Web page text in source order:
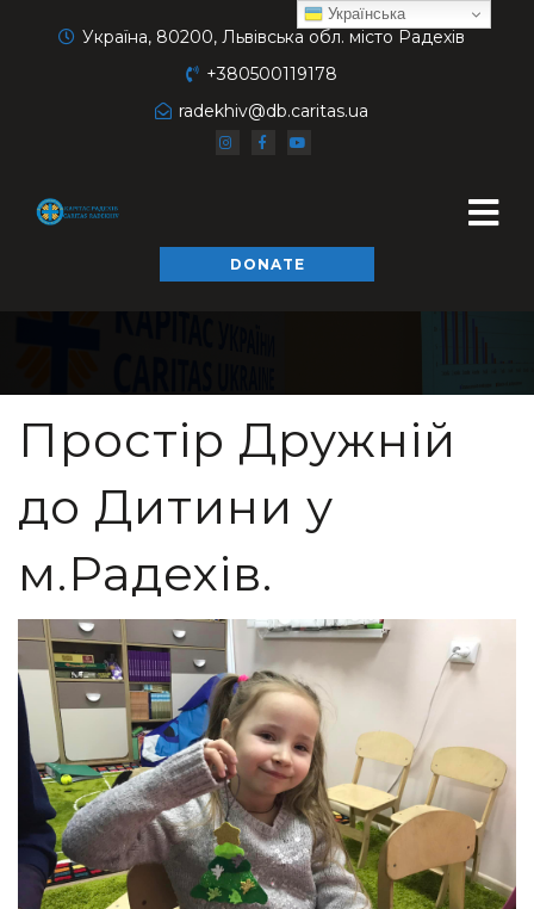
Україна, 80200, Львівська обл. місто Радехів
+380500119178
radekhiv@db.caritas.ua
DONATE
Простір Дружній
до Дитини у
м.Радехів.
Українська